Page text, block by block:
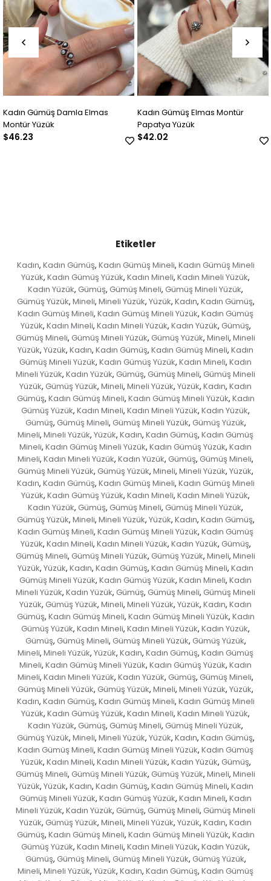
Kadın Gümüş Elmas Montür
Papatya Yüzük
$42.02
Kadın Gümüş Elmas
Yüzük
$56.73
Etiketler
Kadın, Kadın Gümüş, Kadın Gümüş Mineli, Kadın Gümüş Mineli
Yüzük, Kadın Gümüş Yüzük, Kadın Mineli, Kadın Mineli Yüzük,
Kadın Yüzük, Gümüş, Gümüş Mineli, Gümüş Mineli Yüzük,
Gümüş Yüzük, Mineli, Mineli Yüzük, Yüzük, Kadın, Kadın Gümüş,
Kadın Gümüş Mineli, Kadın Gümüş Mineli Yüzük, Kadın Gümüş
Yüzük, Kadın Mineli, Kadın Mineli Yüzük, Kadın Yüzük, Gümüş,
Gümüş Mineli, Gümüş Mineli Yüzük, Gümüş Yüzük, Mineli, Mineli
Yüzük, Yüzük, Kadın, Kadın Gümüş, Kadın Gümüş Mineli, Kadın
Gümüş Mineli Yüzük, Kadın Gümüş Yüzük, Kadın Mineli, Kadın
Mineli Yüzük, Kadın Yüzük, Gümüş, Gümüş Mineli, Gümüş Mineli
Yüzük, Gümüş Yüzük, Mineli, Mineli Yüzük, Yüzük, Kadın, Kadın
Gümüş, Kadın Gümüş Mineli, Kadın Gümüş Mineli Yüzük, Kadın
Gümüş Yüzük, Kadın Mineli, Kadın Mineli Yüzük, Kadın Yüzük,
Gümüş, Gümüş Mineli, Gümüş Mineli Yüzük, Gümüş Yüzük,
Mineli, Mineli Yüzük, Yüzük, Kadın, Kadın Gümüş, Kadın Gümüş
Mineli, Kadın Gümüş Mineli Yüzük, Kadın Gümüş Yüzük, Kadın
Mineli, Kadın Mineli Yüzük, Kadın Yüzük, Gümüş, Gümüş Mineli,
Gümüş Mineli Yüzük, Gümüş Yüzük, Mineli, Mineli Yüzük, Yüzük,
Kadın, Kadın Gümüş, Kadın Gümüş Mineli, Kadın Gümüş Mineli
Yüzük, Kadın Gümüş Yüzük, Kadın Mineli, Kadın Mineli Yüzük,
Kadın Yüzük, Gümüş, Gümüş Mineli, Gümüş Mineli Yüzük,
Gümüş Yüzük, Mineli, Mineli Yüzük, Yüzük, Kadın, Kadın Gümüş,
Kadın Gümüş Mineli, Kadın Gümüş Mineli Yüzük, Kadın Gümüş
Yüzük, Kadın Mineli, Kadın Mineli Yüzük, Kadın Yüzük, Gümüş,
Gümüş Mineli, Gümüş Mineli Yüzük, Gümüş Yüzük, Mineli, Mineli
Yüzük, Yüzük, Kadın, Kadın Gümüş, Kadın Gümüş Mineli, Kadın
Gümüş Mineli Yüzük, Kadın Gümüş Yüzük, Kadın Mineli, Kadın
Mineli Yüzük, Kadın Yüzük, Gümüş, Gümüş Mineli, Gümüş Mineli
Yüzük, Gümüş Yüzük, Mineli, Mineli Yüzük, Yüzük, Kadın, Kadın
Gümüş, Kadın Gümüş Mineli, Kadın Gümüş Mineli Yüzük, Kadın
Gümüş Yüzük, Kadın Mineli, Kadın Mineli Yüzük, Kadın Yüzük,
Gümüş, Gümüş Mineli, Gümüş Mineli Yüzük, Gümüş Yüzük,
Mineli, Mineli Yüzük, Yüzük, Kadın, Kadın Gümüş, Kadın Gümüş
Mineli, Kadın Gümüş Mineli Yüzük, Kadın Gümüş Yüzük, Kadın
Mineli, Kadın Mineli Yüzük, Kadın Yüzük, Gümüş, Gümüş Mineli,
Gümüş Mineli Yüzük, Gümüş Yüzük, Mineli, Mineli Yüzük, Yüzük,
Kadın, Kadın Gümüş, Kadın Gümüş Mineli, Kadın Gümüş Mineli
Yüzük, Kadın Gümüş Yüzük, Kadın Mineli, Kadın Mineli Yüzük,
Kadın Yüzük, Gümüş, Gümüş Mineli, Gümüş Mineli Yüzük,
Gümüş Yüzük, Mineli, Mineli Yüzük, Yüzük, Kadın, Kadın Gümüş,
Kadın Gümüş Mineli, Kadın Gümüş Mineli Yüzük, Kadın Gümüş
Yüzük, Kadın Mineli, Kadın Mineli Yüzük, Kadın Yüzük, Gümüş,
Gümüş Mineli, Gümüş Mineli Yüzük, Gümüş Yüzük, Mineli, Mineli
Yüzük, Yüzük, Kadın, Kadın Gümüş, Kadın Gümüş Mineli, Kadın
Gümüş Mineli Yüzük, Kadın Gümüş Yüzük, Kadın Mineli, Kadın
Mineli Yüzük, Kadın Yüzük, Gümüş, Gümüş Mineli, Gümüş Mineli
Yüzük, Gümüş Yüzük, Mineli, Mineli Yüzük, Yüzük, Kadın, Kadın
Gümüş, Kadın Gümüş Mineli, Kadın Gümüş Mineli Yüzük, Kadın
Gümüş Yüzük, Kadın Mineli, Kadın Mineli Yüzük, Kadın Yüzük,
Gümüş, Gümüş Mineli, Gümüş Mineli Yüzük, Gümüş Yüzük,
Mineli, Mineli Yüzük, Yüzük, Kadın, Kadın Gümüş, Kadın Gümüş